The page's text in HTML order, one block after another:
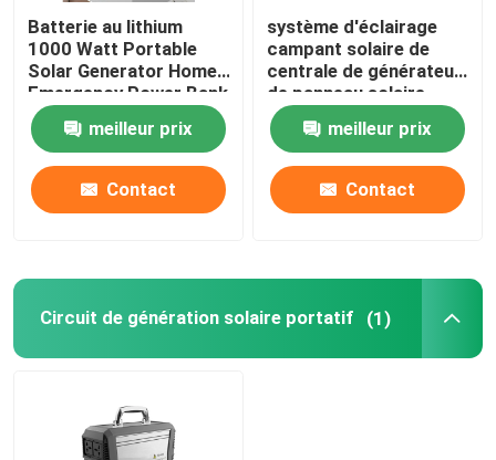
Batterie au lithium
1000 Watt Portable
Solar Generator Home
Emergency Power Bank
meilleur prix
Contact
système d'éclairage
campant solaire de
centrale de générateur
de panneau solaire
d'OEM 500W 1000W
meilleur prix
Contact
Circuit de génération solaire portatif (1)